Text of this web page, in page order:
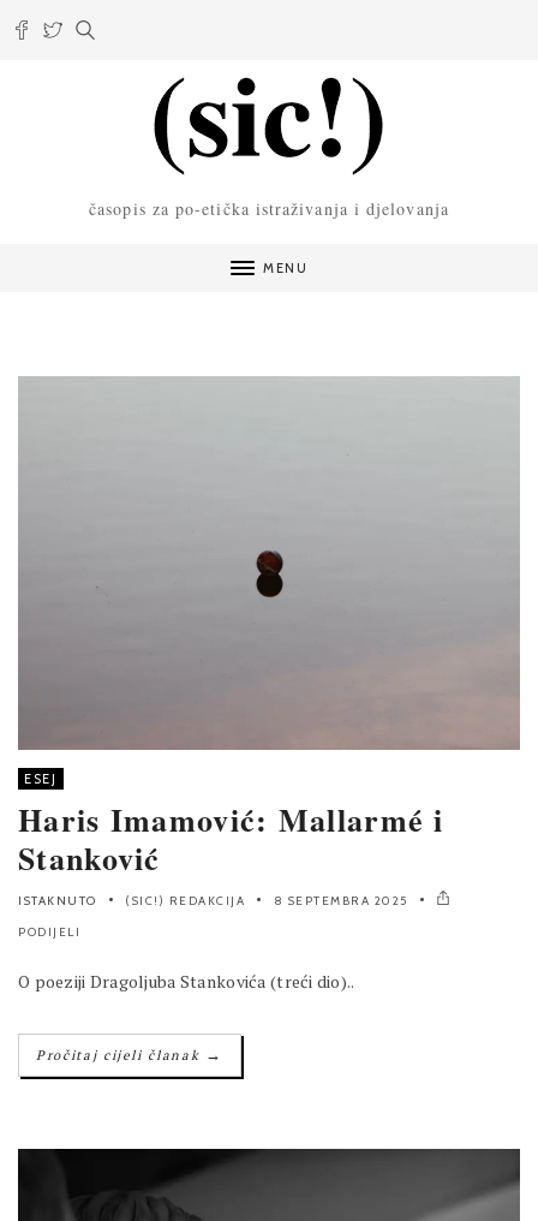
časopis za po-etička istraživanja i djelovanja
MENU
ESEJ
Haris Imamović: Mallarmé i
Stanković
ISTAKNUTO (SIC!) REDAKCIJA
8 SEPTEMBRA 2025
PODIJELI
O poeziji Dragoljuba Stankovića (treći dio)..
Pročitaj cijeli članak →